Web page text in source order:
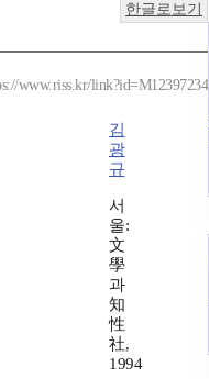
한글로보기
www.riss.kr/link?id=M12397234
김
광
규
서
울:
文
學
과
知
性
社,
1994